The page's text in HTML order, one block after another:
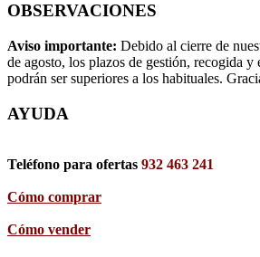
OBSERVACIONES
Aviso importante: Debido al cierre de
de agosto, los plazos de gestión, recogida y
podrán ser superiores a los habituales.
AYUDA
Teléfono para ofertas 932 463 241
Cómo comprar
Cómo vender